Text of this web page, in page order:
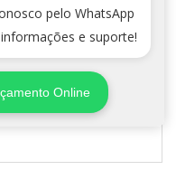
pelo WhatsApp
e suporte!
Online